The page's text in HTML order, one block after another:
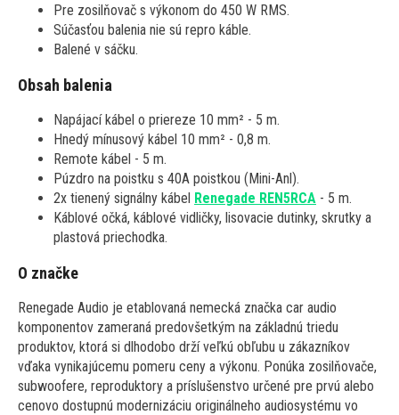
Pre zosilňovač s výkonom do 450 W RMS.
Súčasťou balenia nie sú repro káble.
Balené v sáčku.
Obsah balenia
Napájací kábel o priereze 10 mm² - 5 m.
Hnedý mínusový kábel 10 mm² - 0,8 m.
Remote kábel - 5 m.
Púzdro na poistku s 40A poistkou (Mini-Anl).
2x tienený signálny kábel Renegade REN5RCA - 5 m.
Káblové očká, káblové vidličky, lisovacie dutinky, skrutky a
plastová priechodka.
O značke
Renegade Audio je etablovaná nemecká značka car audio
komponentov zameraná predovšetkým na základnú triedu
produktov, ktorá si dlhodobo drží veľkú obľubu u zákazníkov
vďaka vynikajúcemu pomeru ceny a výkonu. Ponúka zosilňovače,
subwoofere, reproduktory a príslušenstvo určené pre prvú alebo
cenovo dostupnú modernizáciu originálneho audiosystému vo